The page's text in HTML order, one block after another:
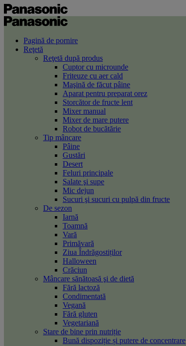
Pagină de pornire
Reţetă
Reţetă după produs
Cuptor cu microunde
Friteuze cu aer cald
Maşină de făcut pâine
Aparat pentru preparat orez
Storcător de fructe lent
Mixer manual
Mixer de mare putere
Robot de bucătărie
Tip mâncare
Pâine
Gustări
Desert
Feluri principale
Salate şi supe
Mic dejun
Sucuri şi sucuri cu pulpă din fructe
De sezon
Iarnă
Toamnă
Vară
Primăvară
Ziua Îndrăgostiților
Halloween
Crăciun
Mâncare sănătoasă şi de dietă
Fără lactoză
Condimentată
Vegană
Fără gluten
Vegetariană
Stare de bine prin nutriție
Bună dispoziție și putere de concentrare